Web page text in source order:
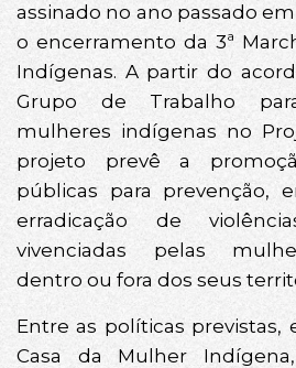
assinado no ano passado
o encerramento da 3ª
Indígenas. A partir do
Grupo de Trabalho
mulheres indígenas no
projeto prevê a
públicas para prevenção,
erradicação de
vivenciadas pelas
dentro ou fora dos seus
Entre as políticas previstas,
Casa da Mulher